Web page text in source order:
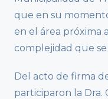
que en su
en el área próxima
complejidad que
Del acto de firma
participaron la Dra.